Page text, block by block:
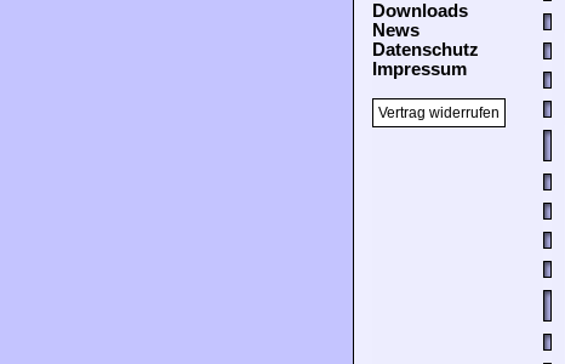
Downloads
News
Datenschutz
Impressum
Vertrag widerrufen